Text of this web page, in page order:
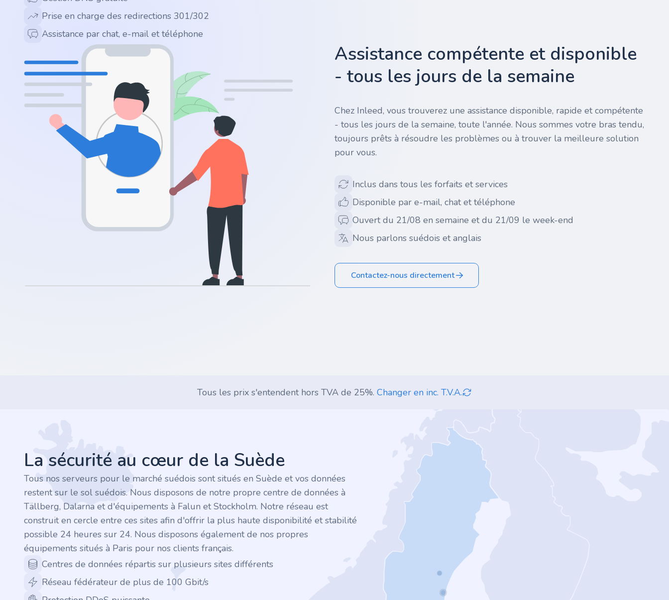
.no
.site
.art
.online
.cloud
.shop
.tips
.cn
.re
.games
.it
Prise en charge des redirections 301/302
Assistance par chat, e-mail et téléphone
Assistance compétente et disponible
- tous les jours de la semaine
Chez Inleed, vous trouverez une assistance disponible, rapide et compétente
- tous les jours de la semaine, toute l'année. Nous sommes votre bras tendu,
toujours prêts à résoudre les problèmes ou à trouver la meilleure solution
pour vous.
Inclus dans tous les forfaits et services
Disponible par e-mail, chat et téléphone
Ouvert du 21/08 en semaine et du 21/09 le week-end
Nous parlons suédois et anglais
Contactez-nous directement
Tous les prix s'entendent hors TVA de 25%. Changer en inc. T.V.A.
La sécurité au cœur de la Suède
Tous nos serveurs pour le marché suédois sont situés en Suède et vos données
restent sur le sol suédois. Nous disposons de notre propre centre de données à
Tällberg, Dalarna et d'équipements à Falun et Stockholm. Notre réseau est
construit en cercle entre ces sites afin d'offrir la plus haute disponibilité et stabilité
possible 24 heures sur 24. Nous disposons également de nos propres
équipements situés à Paris pour nos clients français.
Centres de données répartis sur plusieurs sites différents
Réseau fédérateur de plus de 100 Gbit/s